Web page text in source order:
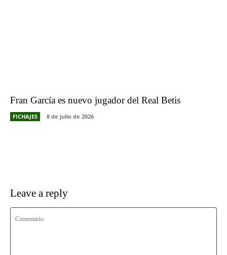
Fran García es nuevo jugador del Real Betis
FICHAJES 8 de julio de 2026
Leave a reply